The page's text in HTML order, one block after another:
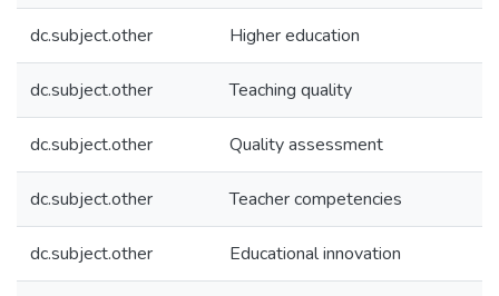
dc.subject.other Higher education
dc.subject.other Teaching quality
dc.subject.other Quality assessment
dc.subject.other Teacher competencies
dc.subject.other Educational innovation